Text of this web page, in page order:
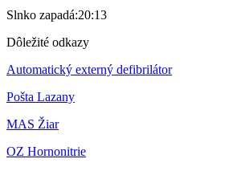
Slnko zapadá:20:13
Dôležité odkazy
Automatický externý defibrilátor
Pošta Lazany
MAS Žiar
OZ Hornonitrie